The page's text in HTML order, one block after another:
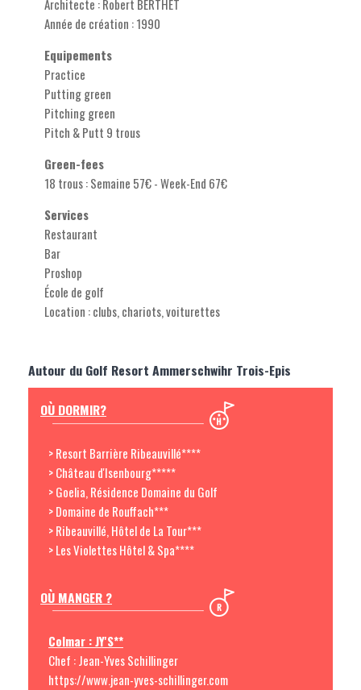
Architecte : Robert BERTHET
Année de création : 1990
Equipements
Practice
Putting green
Pitching green
Pitch & Putt 9 trous
Green-fees
18 trous : Semaine 57€ - Week-End 67€
Services
Restaurant
Bar
Proshop
École de golf
Location : clubs, chariots, voiturettes
Autour du Golf Resort Ammerschwihr Trois-Epis
OÙ DORMIR?
> Resort Barrière Ribeauvillé****
> Château d'Isenbourg*****
> Goelia, Résidence Domaine du Golf
> Domaine de Rouffach***
> Ribeauvillé, Hôtel de La Tour***
> Les Violettes Hôtel & Spa****
OÙ MANGER ?
Colmar : JY'S**
Chef : Jean-Yves Schillinger
https://www.jean-yves-schillinger.com